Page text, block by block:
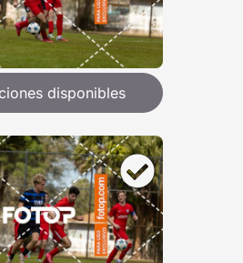
disponibles